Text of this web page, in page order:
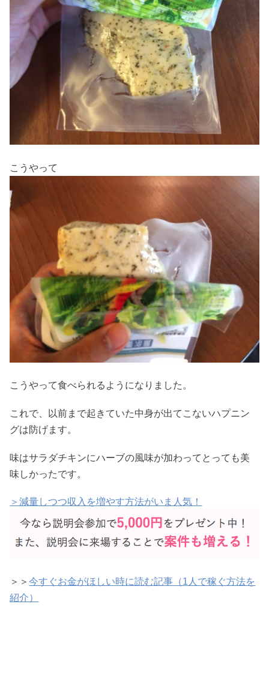
こうやって
こうやって食べられるようになりました。
これで、以前まで起きていた中身が出てこないハプニン
グは防げます。
味はサラダチキンにハーブの風味が加わってとっても美
味しかったです。
＞減量しつつ収入を増やす方法がいま人気！
＞＞今すぐお金がほしい時に読む記事（1人で稼ぐ方法を
紹介）